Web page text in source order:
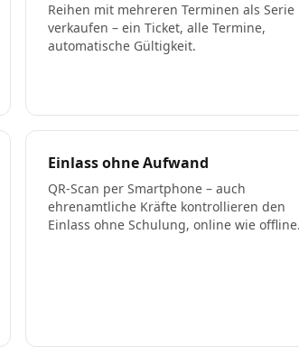
Reihen mit mehreren Terminen als Serie
verkaufen – ein Ticket, alle Termine,
automatische Gültigkeit.
Einlass ohne Aufwand
QR-Scan per Smartphone – auch
ehrenamtliche Kräfte kontrollieren den
Einlass ohne Schulung, online wie offline.